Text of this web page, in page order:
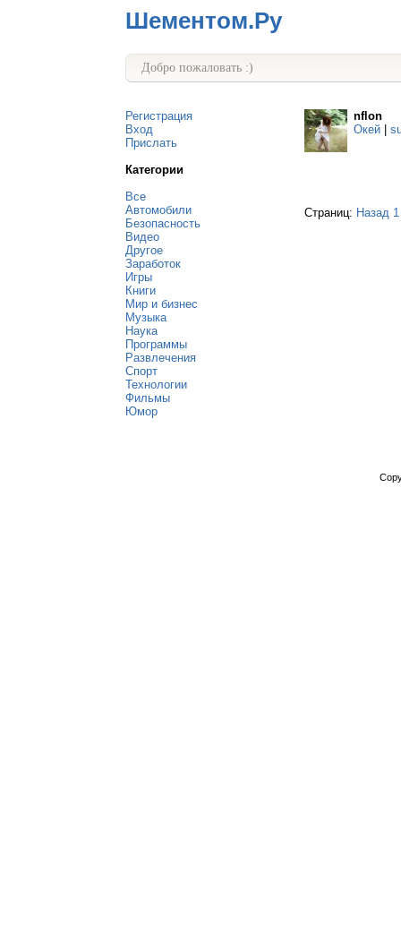
Шементом.Ру
Добро пожаловать :)
Регистрация
Вход
Прислать
Категории
Все
Автомобили
Безопасность
Видео
Другое
Заработок
Игры
Книги
Мир и бизнес
Музыка
Наука
Программы
Развлечения
Спорт
Технологии
Фильмы
Юмор
nflon
Окей
Страниц: Назад 1